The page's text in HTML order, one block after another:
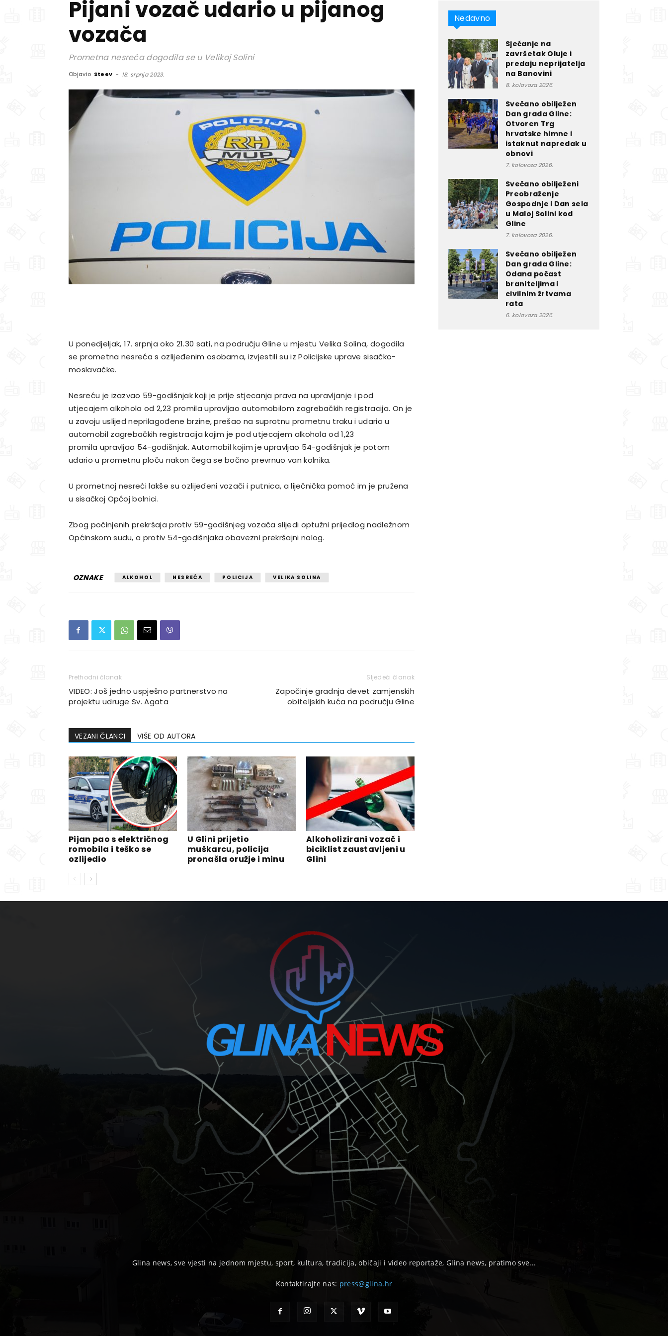
Pijani vozač udario u pijanog
vozača
Prometna nesreća dogodila se u Velikoj Solini
Objavio Steev - 18. srpnja 2023.
U ponedjeljak, 17. srpnja oko 21.30 sati, na području Gline u mjestu Velika Solina, dogodila
se prometna nesreća s ozlijeđenim osobama, izvjestili su iz Policijske uprave sisačko-
moslavačke.
Nesreću je izazvao 59-godišnjak koji je prije stjecanja prava na upravljanje i pod
utjecajem alkohola od 2,23 promila upravljao automobilom zagrebačkih registracija. On je
u zavoju uslijed neprilagođene brzine, prešao na suprotnu prometnu traku i udario u
automobil zagrebačkih registracija kojim je pod utjecajem alkohola od 1,23
promila upravljao 54-godišnjak. Automobil kojim je upravljao 54-godišnjak je potom
udario u prometnu ploču nakon čega se bočno prevrnuo van kolnika.
U prometnoj nesreći lakše su ozlijeđeni vozači i putnica, a liječnička pomoć im je pružena
u sisačkoj Općoj bolnici.
Zbog počinjenih prekršaja protiv 59-godišnjeg vozača slijedi optužni prijedlog nadležnom
Općinskom sudu, a protiv 54-godišnjaka obavezni prekršajni nalog.
OZNAKE ALKOHOL NESREĆA POLICIJA VELIKA SOLINA
Prethodni članak
VIDEO: Još jedno uspješno partnerstvo na
projektu udruge Sv. Agata
Sljedeći članak
Započinje gradnja devet zamjenskih
obiteljskih kuća na području Gline
VEZANI ČLANCI VIŠE OD AUTORA
Pijan pao s električnog
romobila i teško se
ozlijedio
U Glini prijetio
muškarcu, policija
pronašla oružje i minu
Alkoholizirani vozač i
biciklist zaustavljeni u
Glini
Nedavno
Sjećanje na
završetak Oluje i
predaju neprijatelja
na Banovini
8. kolovoza 2026.
Svečano obilježen
Dan grada Gline:
Otvoren Trg
hrvatske himne i
istaknut napredak u
obnovi
7. kolovoza 2026.
Svečano obilježeni
Preobraženje
Gospodnje i Dan sela
u Maloj Solini kod
Gline
7. kolovoza 2026.
Svečano obilježen
Dan grada Gline:
Odana počast
braniteljima i
civilnim žrtvama
rata
6. kolovoza 2026.
Glina news, sve vjesti na jednom mjestu, sport, kultura, tradicija, običaji i video reportaže, Glina news, pratimo sve...
Kontaktirajte nas: press@glina.hr